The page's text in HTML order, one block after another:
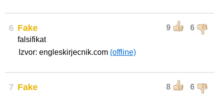
6 9 6
Fake
falsifikat
Izvor: engleskirjecnik.com (offline)
7 8 6
Fake